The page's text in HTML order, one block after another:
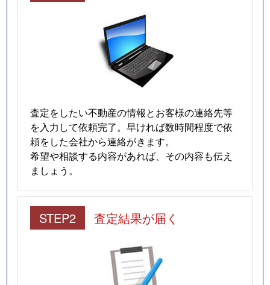
査定をしたい不動産の情報とお客様の連絡先等
を入力して依頼完了。早ければ数時間程度で依
頼をした会社から連絡がきます。
希望や相談する内容があれば、その内容も伝え
ましょう。
STEP2 査定結果が届く